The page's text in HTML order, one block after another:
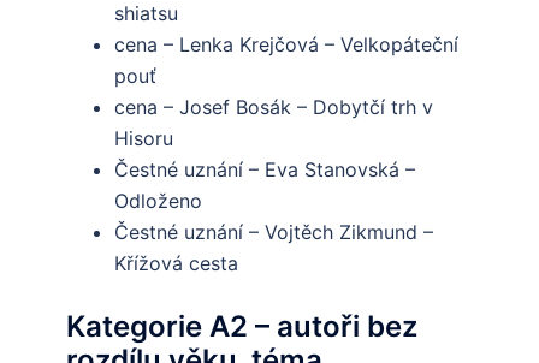
shiatsu
cena – Lenka Krejčová – Velkopáteční
pouť
cena – Josef Bosák – Dobytčí trh v
Hisoru
Čestné uznání – Eva Stanovská –
Odloženo
Čestné uznání – Vojtěch Zikmund –
Křížová cesta
Kategorie A2 – autoři bez